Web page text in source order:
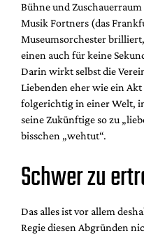
Bühne und
Musik Fortners (das
Museumsorchester
einen auch für keine
Darin wirkt selbst die
Liebenden eher wie ein
folgerichtig in einer Welt,
seine Zukünftige so zu
bisschen „wehtut“.
Schwer zu
Das alles ist vor allem
Regie diesen Abgründen